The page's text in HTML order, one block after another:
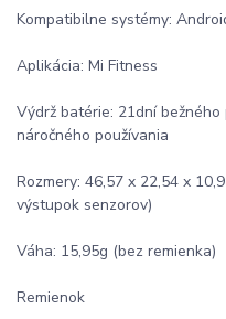
Kompatibilne systémy:
Aplikácia: Mi Fitness
Výdrž batérie: 21dní
náročného používania
Rozmery: 46,57 x 22,54 x
výstupok senzorov)
Váha: 15,95g (bez remienka)
Remienok